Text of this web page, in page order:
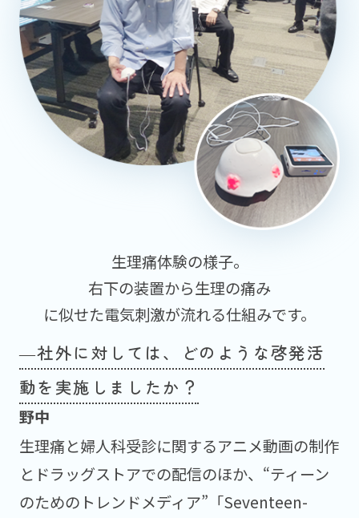
生理痛体験の様子。
右下の装置から生理の痛み
に似せた電気刺激が流れる仕組みです。
―社外に対しては、どのような啓発活
動を実施しましたか？
生理痛と婦人科受診に関するアニメ動画の制作
とドラッグストアでの配信のほか、“ティーン
のためのトレンドメディア”「Seventeen-